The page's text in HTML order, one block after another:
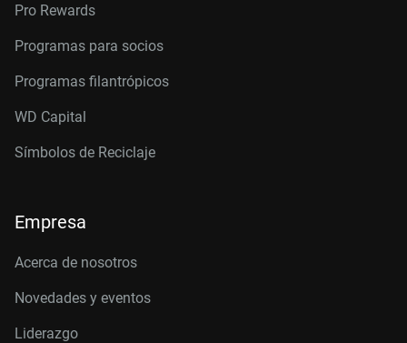
Pro Rewards
Programas para socios
Programas filantrópicos
WD Capital
Símbolos de Reciclaje
Empresa
Acerca de nosotros
Novedades y eventos
Liderazgo